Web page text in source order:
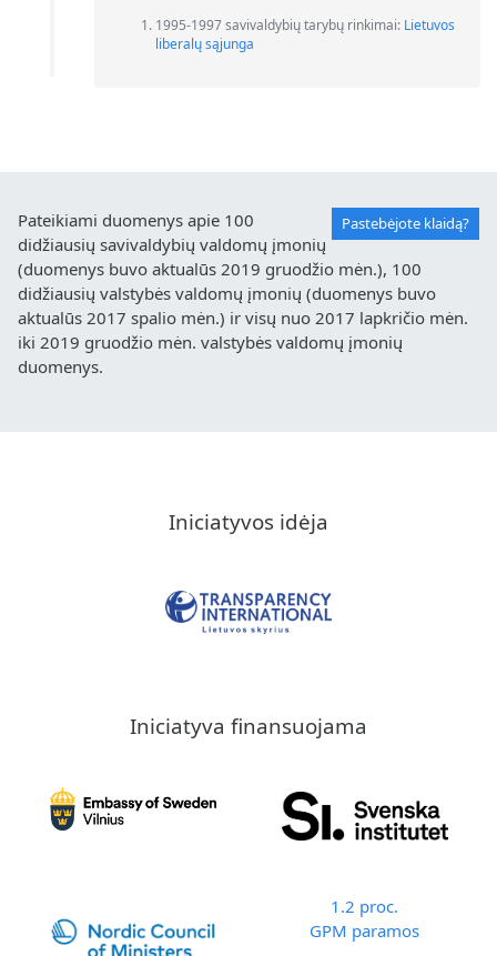
1995-1997 savivaldybių tarybų rinkimai: Lietuvos
liberalų sąjunga
Pastebėjote klaidą?
Pateikiami duomenys apie 100
didžiausių savivaldybių valdomų įmonių
(duomenys buvo aktualūs 2019 gruodžio mėn.), 100
didžiausių valstybės valdomų įmonių (duomenys buvo
aktualūs 2017 spalio mėn.) ir visų nuo 2017 lapkričio mėn.
iki 2019 gruodžio mėn. valstybės valdomų įmonių
duomenys.
Iniciatyvos idėja
Iniciatyva finansuojama
1.2 proc.
GPM paramos